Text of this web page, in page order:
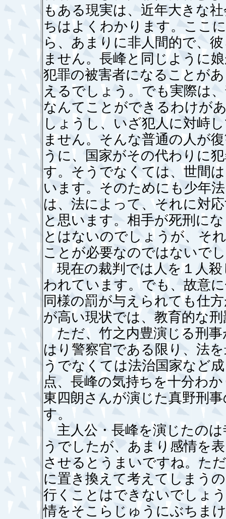
もある現実は、近年大きな
ちはよくわかります。ここ
ら、あまりに非人間的で、
ません。長峰と同じように
犯罪の被害者になることが
えるでしょう。でも実際は
なんてことができるわけが
しょうし、いざ犯人に対峙
ません。そんな普通の人が
うに、国家がその代わりに
す。そうでなくては、世間
います。そのためにも少年
は、法によって、それに対
と思います。相手が死刑に
とはないのでしょうが、そ
ことが必要なのではないで
現在の裁判では人を１人
われています。でも、故意
同様の罰が与えられても仕
が高い現状では、教育的な
ただ、竹之内豊演じる刑
はり警察官である限り、法
うでなくては法治国家など
点、長峰の気持ちを十分わ
東四朗さんが演じた真野刑
す。
主人公・長峰を演じたの
うでしたが、あまり感情を
させるとうまいですね。た
に置き換えて考えてしまう
行くことはできないでしょ
情をそこらじゅうにぶちま